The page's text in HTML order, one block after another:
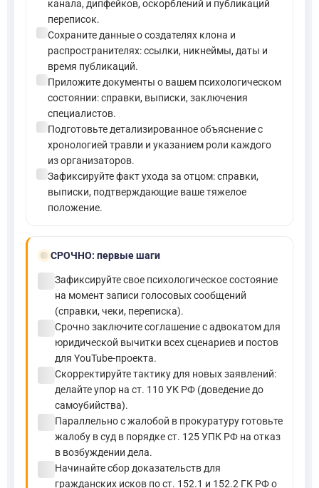
канала, дипфейков, оскорблений и публикаций
переписок.
Сохраните данные о создателях клона и
распространителях: ссылки, никнеймы, даты и
время публикаций.
Приложите документы о вашем психологическом
состоянии: справки, выписки, заключения
специалистов.
Подготовьте детализированное объяснение с
хронологией травли и указанием роли каждого
из организаторов.
Зафиксируйте факт ухода за отцом: справки,
выписки, подтверждающие ваше тяжелое
положение.
boltСРОЧНО: первые шаги
Зафиксируйте свое психологическое состояние
на момент записи голосовых сообщений
(справки, чеки, переписка).
Срочно заключите соглашение с адвокатом для
юридической вычитки всех сценариев и постов
для YouTube-проекта.
Скорректируйте тактику для новых заявлений:
делайте упор на ст. 110 УК РФ (доведение до
самоубийства).
Параллельно с жалобой в прокуратуру готовьте
жалобу в суд в порядке ст. 125 УПК РФ на отказ
в возбуждении дела.
Начинайте сбор доказательств для
гражданских исков по ст. 152.1 и 152.2 ГК РФ о